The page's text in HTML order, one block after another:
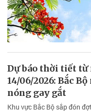
Dự báo thời tiết từ
14/06/2026: Bắc
nóng gay gắt
Khu vực Bắc Bộ sắp đón